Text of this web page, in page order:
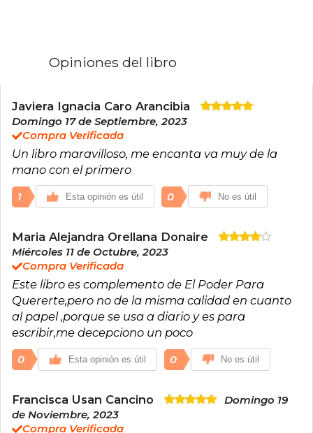
importante de sus vidas, la que tienen con ellas
(MAPIP®), en el que une dos mundos
aparentemente opuestos: la Psicología con la
Imagen Personal. Esta ha sido su herramienta
fundamental para apoyar a miles de
consultantes a potenciarse a través del
autoconocimiento y la gestión de su imagen,
para que esta influya positivamente en su
bienestar y desarrollo personal. Conferencista y
autora, este es su segundo libro, en el que
de sanación y autotransformación.
Opiniones del libro
Javiera Ignacia Caro Arancibia
Domingo 17 de Septiembre, 2023
Compra Verificada
Un libro maravilloso, me encanta va muy de la
mano con el primero
1 Esta opinión es útil 0 No es útil
Maria Alejandra Orellana Donaire
Miércoles 11 de Octubre, 2023
Compra Verificada
Este libro es complemento de El Poder Para
Quererte,pero no de la misma calidad en cuanto
al papel ,porque se usa a diario y es para
escribir,me decepciono un poco
0 Esta opinión es útil 0 No es útil
Francisca Usan Cancino
Domingo 19
de Noviembre, 2023
Compra Verificada